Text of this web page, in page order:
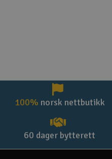
100% norsk nettbutikk
60 dager bytterett